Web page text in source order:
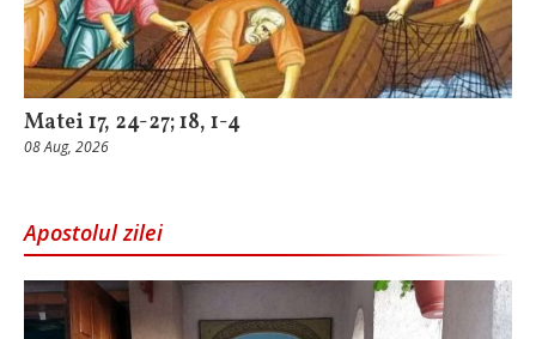
Matei 17, 24-27; 18, 1-4
08 Aug, 2026
Apostolul zilei